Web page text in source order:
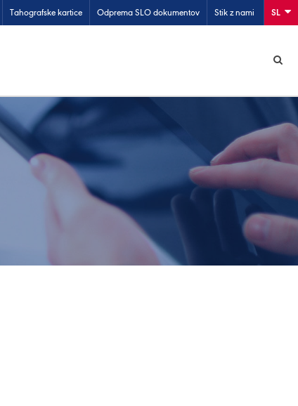
Tahografske kartice Odprema SLO dokumentov Stik z nami SL